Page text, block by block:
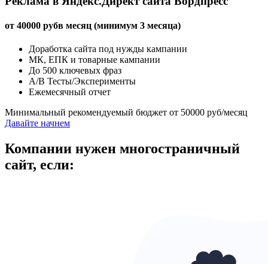
от 40000 рубв месяц (минимум 3 месяца)
Доработка сайта под нужды кампании
МК, ЕПК и товарные кампании
До 500 ключевых фраз
A/B Тесты/Эксперименты
Ежемесячный отчет
Минимальный рекомендуемый бюджет от 50000 руб/месяц
Давайте начнем
Компании нужен многостраничный
сайт, если: